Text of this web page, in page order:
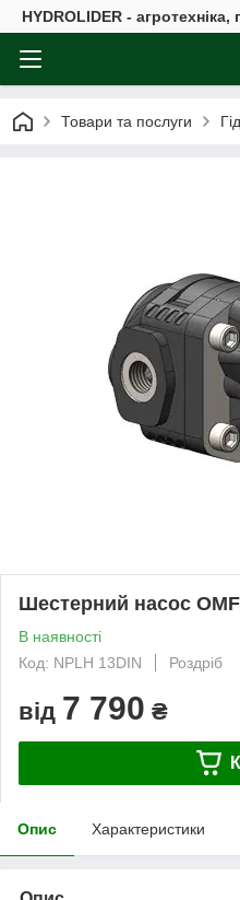
HYDROLIDER -
Товари та послуги
Шестерний насос
В наявності
Код: NPLH 13DIN
Роздріб
від 7 790 ₴
Опис Характеристики